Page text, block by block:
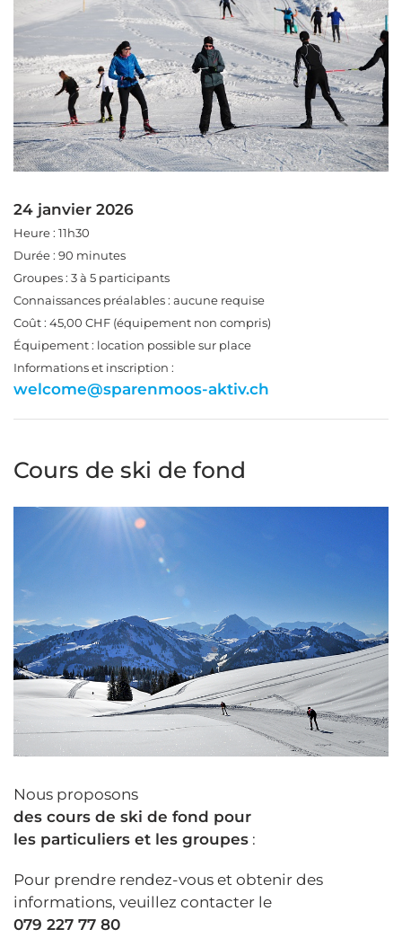
24 janvier 2026
Heure : 11h30
Durée : 90 minutes
Groupes : 3 à 5 participants
Connaissances préalables : aucune requise
Coût : 45,00 CHF (équipement non compris)
Équipement : location possible sur place
Informations et inscription :
welcome@sparenmoos-aktiv.ch
Cours de ski de fond
Nous proposons
des cours de ski de fond pour
les particuliers et les groupes :
Pour prendre rendez-vous et obtenir des
informations, veuillez contacter le
079 227 77 80